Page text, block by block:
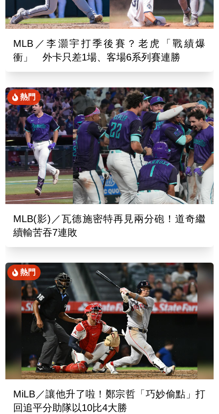
MLB／李灝宇打季後賽？老虎「戰績爆
衝」 外卡只差1場、客場6系列賽連勝
熱門
MLB(影)／瓦德施密特再見兩分砲！道奇繼
續輸苦吞7連敗
熱門
MiLB／讓他升了啦！鄭宗哲「巧妙偷點」打
回追平分助隊以10比4大勝